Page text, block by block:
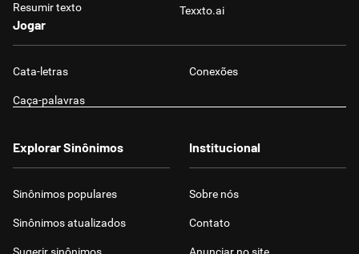
Resumir texto Texxto.ai
Jogar
Cata-letras Conexões
Caça-palavras
Explorar Sinônimos
Sinônimos populares
Sinônimos atualizados
Institucional
Sobre nós
Contato